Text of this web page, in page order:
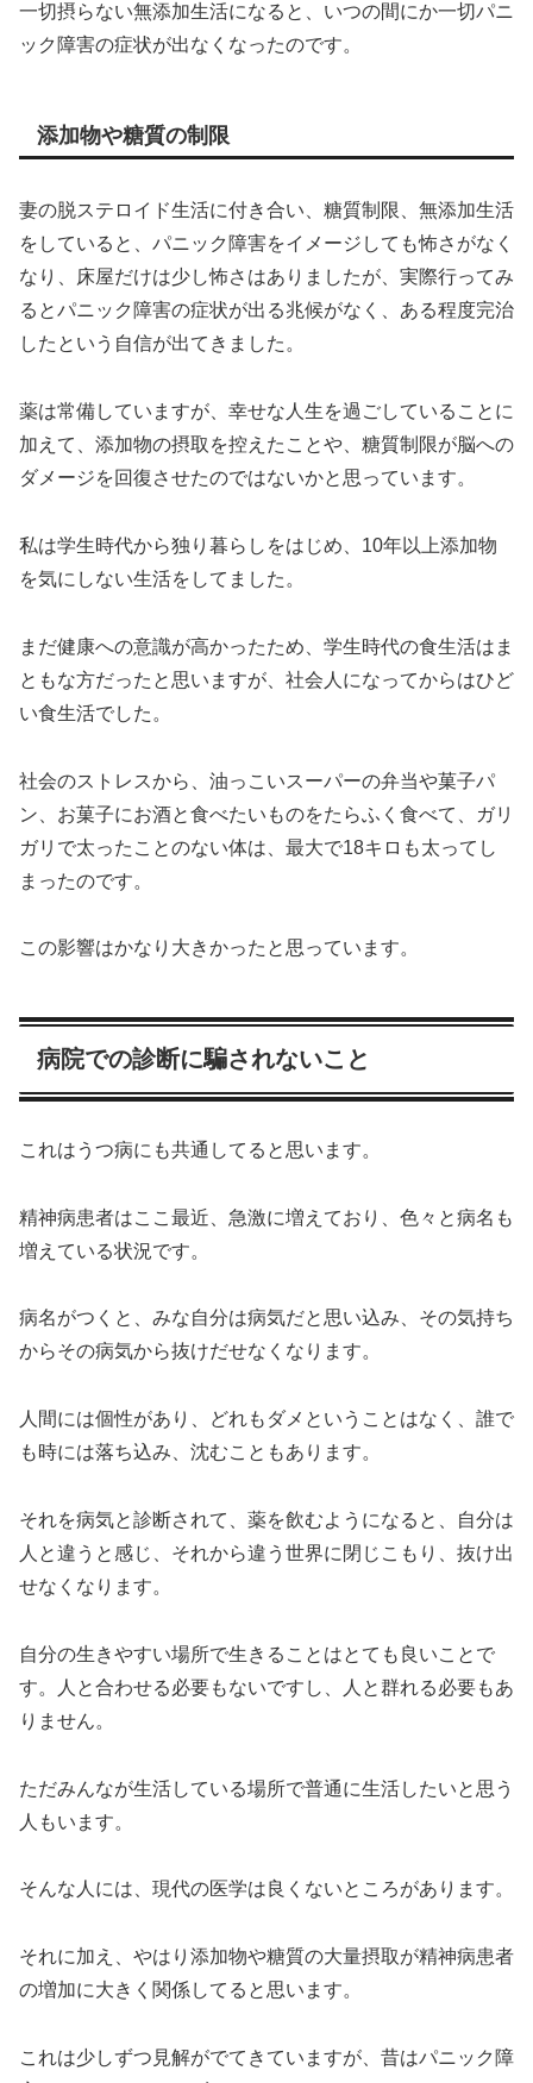
一切摂らない無添加生活になると、いつの間にか一切パニ
ック障害の症状が出なくなったのです。
添加物や糖質の制限
妻の脱ステロイド生活に付き合い、糖質制限、無添加生活
をしていると、パニック障害をイメージしても怖さがなく
なり、床屋だけは少し怖さはありましたが、実際行ってみ
るとパニック障害の症状が出る兆候がなく、ある程度完治
したという自信が出てきました。
薬は常備していますが、幸せな人生を過ごしていることに
加えて、添加物の摂取を控えたことや、糖質制限が脳への
ダメージを回復させたのではないかと思っています。
私は学生時代から独り暮らしをはじめ、10年以上添加物
を気にしない生活をしてました。
まだ健康への意識が高かったため、学生時代の食生活はま
ともな方だったと思いますが、社会人になってからはひど
い食生活でした。
社会のストレスから、油っこいスーパーの弁当や菓子パ
ン、お菓子にお酒と食べたいものをたらふく食べて、ガリ
ガリで太ったことのない体は、最大で18キロも太ってし
まったのです。
この影響はかなり大きかったと思っています。
病院での診断に騙されないこと
これはうつ病にも共通してると思います。
精神病患者はここ最近、急激に増えており、色々と病名も
増えている状況です。
病名がつくと、みな自分は病気だと思い込み、その気持ち
からその病気から抜けだせなくなります。
人間には個性があり、どれもダメということはなく、誰で
も時には落ち込み、沈むこともあります。
それを病気と診断されて、薬を飲むようになると、自分は
人と違うと感じ、それから違う世界に閉じこもり、抜け出
せなくなります。
自分の生きやすい場所で生きることはとても良いことで
す。人と合わせる必要もないですし、人と群れる必要もあ
りません。
ただみんなが生活している場所で普通に生活したいと思う
人もいます。
そんな人には、現代の医学は良くないところがあります。
それに加え、やはり添加物や糖質の大量摂取が精神病患者
の増加に大きく関係してると思います。
これは少しずつ見解がでてきていますが、昔はパニック障